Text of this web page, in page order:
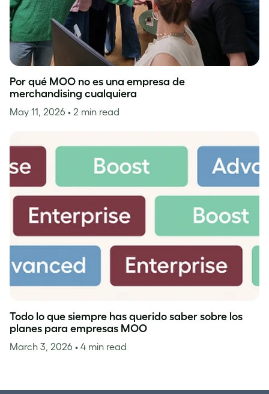
Por qué MOO no es una empresa de
merchandising cualquiera
May 11, 2026 • 2 min read
Todo lo que siempre has querido saber sobre los
planes para empresas MOO
March 3, 2026 • 4 min read